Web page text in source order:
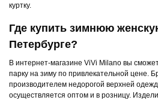
куртку.
Где купить зимнюю
Петербурге?
В интернет-магазине ViVi Milano вы
парку на зиму по привлекательной цене.
производителем недорогой верхней
осуществляется оптом и в розницу.